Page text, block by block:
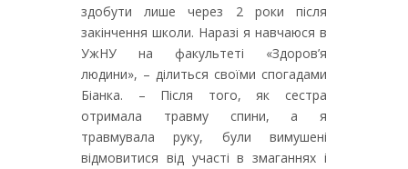
здобути лише через 2 роки після
закінчення школи. Наразі я навчаюся в
УжНУ на факультеті «Здоров’я
людини», – ділиться своїми спогадами
Біанка. – Після того, як сестра
отримала травму спини, а я
травмувала руку, були вимушені
відмовитися від участі в змаганнях і